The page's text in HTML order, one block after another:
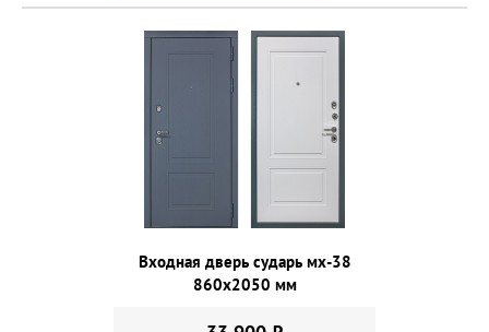
Входная дверь сударь мх-38
860х2050 мм